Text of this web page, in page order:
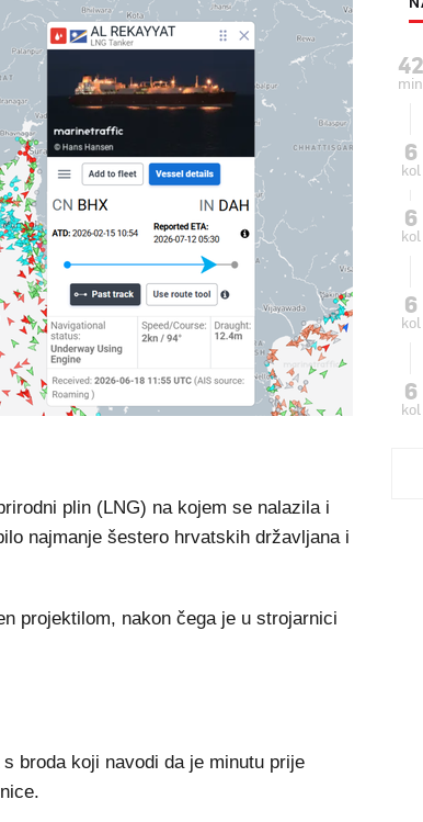
plin (LNG) na kojem se nalazila i
najmanje šestero hrvatskih državljana i
projektilom, nakon čega je u strojarnici
broda koji navodi da je minutu prije
42
min
6
kol
6
kol
6
kol
6
kol